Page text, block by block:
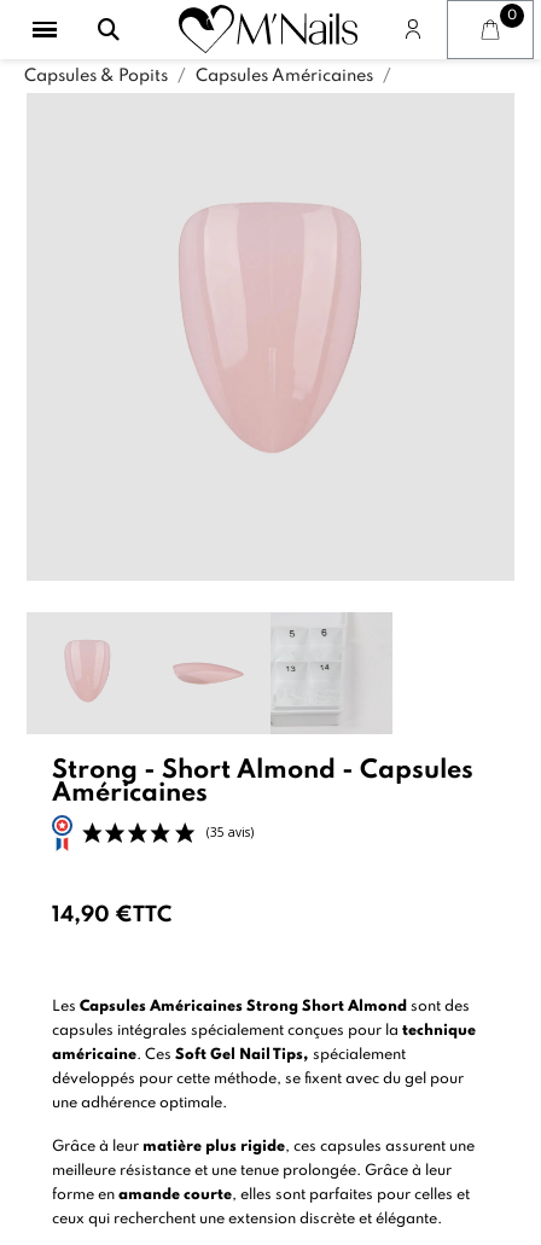
Capsules & Popits Capsules Américaines
Strong - Short Almond - Capsules
Américaines
14,90 €TTC
Les Capsules Américaines Strong Short Almond sont des
capsules intégrales spécialement conçues pour la technique
américaine. Ces Soft Gel Nail Tips, spécialement
développés pour cette méthode, se fixent avec du gel pour
une adhérence optimale.
Grâce à leur matière plus rigide, ces capsules assurent une
meilleure résistance et une tenue prolongée. Grâce à leur
forme en amande courte, elles sont parfaites pour celles et
ceux qui recherchent une extension discrète et élégante.